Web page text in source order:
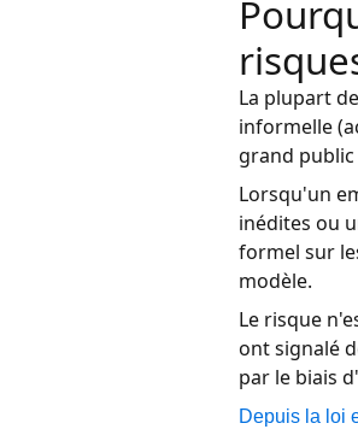
La plupart
informelle
grand
Lorsqu'un
inédites ou
formel sur
modèle.
Le risque
ont signalé
par le biais
Depuis la loi